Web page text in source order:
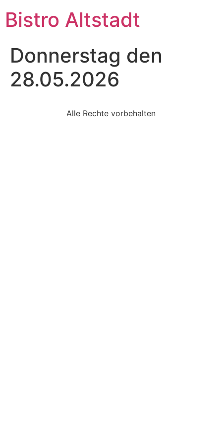
Bistro Altstadt
Donnerstag den
28.05.2026
Alle Rechte vorbehalten